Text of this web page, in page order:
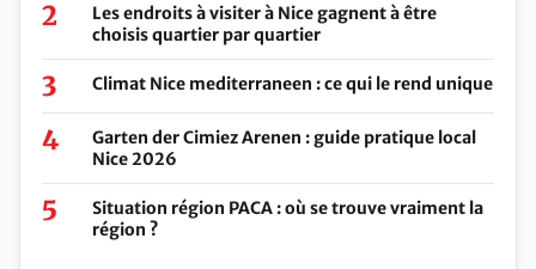
Les endroits à visiter à Nice gagnent à être
choisis quartier par quartier
Climat Nice mediterraneen : ce qui le rend unique
Garten der Cimiez Arenen : guide pratique local
Nice 2026
Situation région PACA : où se trouve vraiment la
région ?